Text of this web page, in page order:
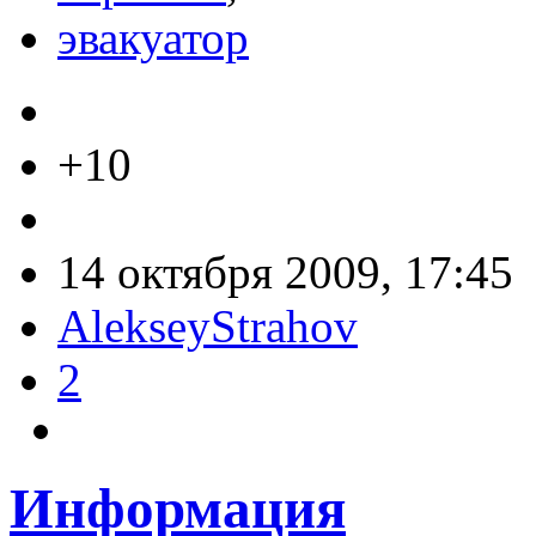
эвакуатор
+10
14 октября 2009, 17:45
AlekseyStrahov
2
Информация